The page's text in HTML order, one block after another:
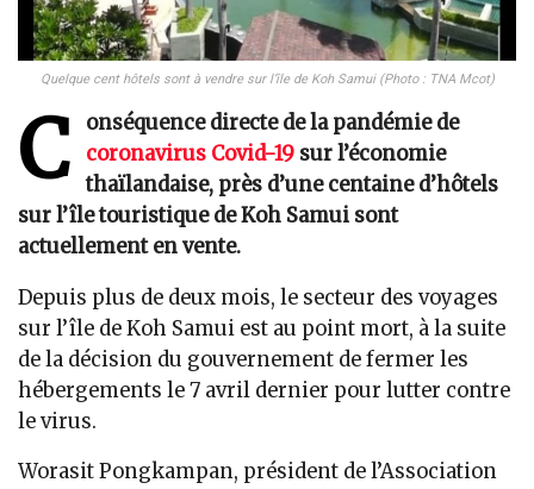
Quelque cent hôtels sont à vendre sur l’île de Koh Samui (Photo : TNA Mcot)
C
onséquence directe de la pandémie de
coronavirus Covid-19 sur l’économie
thaïlandaise, près d’une centaine d’hôtels
sur l’île touristique de Koh Samui sont
actuellement en vente.
Depuis plus de deux mois, le secteur des voyages
sur l’île de Koh Samui est au point mort, à la suite
de la décision du gouvernement de fermer les
hébergements le 7 avril dernier pour lutter contre
le virus.
Worasit Pongkampan, président de l’Association